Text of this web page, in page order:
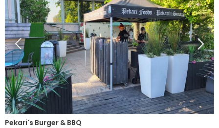
Pekari's Burger & BBQ